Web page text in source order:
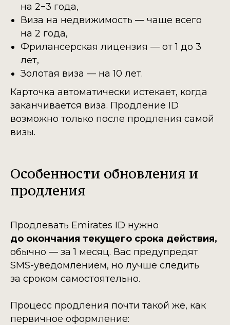
на 2−3 года,
Виза на недвижимость — чаще всего
на 2 года,
Фрилансерская лицензия — от 1 до 3
лет,
Золотая виза — на 10 лет.
Карточка автоматически истекает, когда
заканчивается виза. Продление ID
возможно только после продления самой
визы.
Особенности обновления и
продления
Продлевать Emirates ID нужно
до окончания текущего срока действия,
обычно — за 1 месяц. Вас предупредят
SMS-уведомлением, но лучше следить
за сроком самостоятельно.
Процесс продления почти такой же, как
первичное оформление: